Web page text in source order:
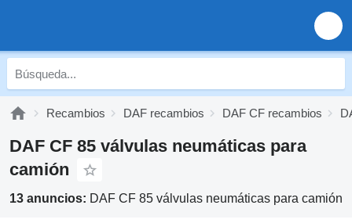
Recambios DAF recambios DAF CF recambios
DAF CF 85 válvulas neumáticas para
camión
13 anuncios: DAF CF 85 válvulas neumáticas para camión